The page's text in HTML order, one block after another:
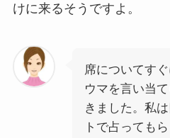
けに来るそうですよ。
席についてす
ウマを言い当
きました。私
トで占っても